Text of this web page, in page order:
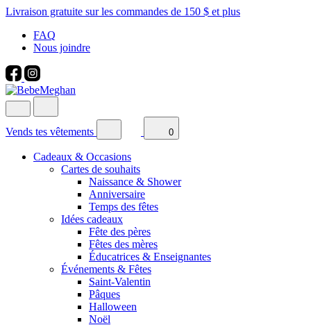
Livraison gratuite sur les commandes de 150 $ et plus
FAQ
Nous joindre
Vends tes vêtements 0
Cadeaux & Occasions
Cartes de souhaits
Naissance & Shower
Anniversaire
Temps des fêtes
Idées cadeaux
Fête des pères
Fêtes des mères
Éducatrices & Enseignantes
Événements & Fêtes
Saint-Valentin
Pâques
Halloween
Noël